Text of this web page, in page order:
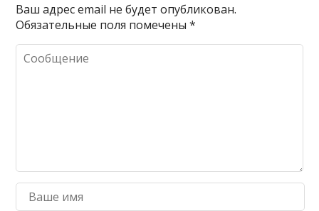
Ваш адрес email не будет опубликован.
Обязательные поля помечены*